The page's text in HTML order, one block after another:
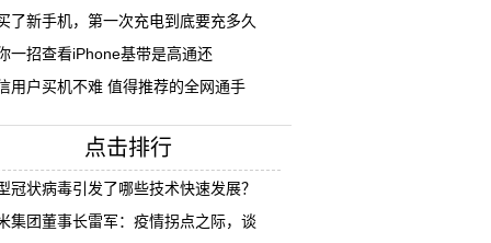
了新手机，第一次充电到底要充多久
一招查看iPhone基带是高通还
用户买机不难 值得推荐的全网通手
点击排行
冠状病毒引发了哪些技术快速发展？
集团董事长雷军：疫情拐点之际，谈